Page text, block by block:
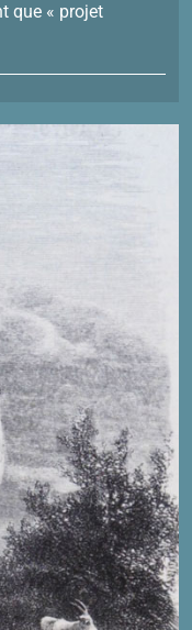
que « projet